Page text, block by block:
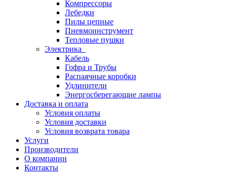
Компрессоры
Лебедки
Пилы цепные
Пневмоинструмент
Тепловые пушки
Электрика
Кабель
Гофра и Трубы
Распаячные коробки
Удлинители
Энергосберегающие лампы
Доставка и оплата
Условия оплаты
Условия доставки
Условия возврата товара
Услуги
Производители
О компании
Контакты